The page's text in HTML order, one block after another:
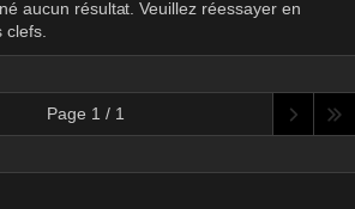
aucun résultat. Veuillez réessayer en
Page 1 / 1